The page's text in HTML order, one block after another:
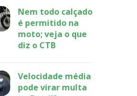
Nem todo calçado
é permitido na
moto; veja o que
diz o CTB
Velocidade média
pode virar multa